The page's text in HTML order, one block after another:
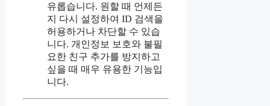
유롭습니다. 원할 때 언제든
지 다시 설정하여 ID 검색을
허용하거나 차단할 수 있습
니다. 개인정보 보호와 불필
요한 친구 추가를 방지하고
싶을 때 매우 유용한 기능입
니다.